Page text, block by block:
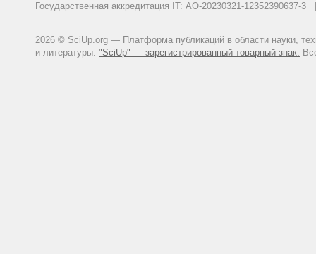
Государственная аккредитация IT: АО-20230321-
2026 © SciUp.org — Платформа публикаций в области науки,
и литературы. "SciUp" — зарегистрированный товарный знак.